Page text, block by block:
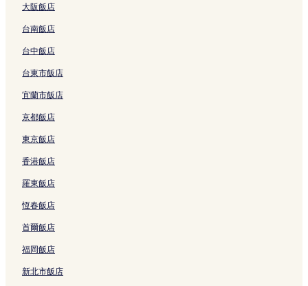
拉克葡萄園酒莊附近的飯店
夏洛瓦賭場附近的飯店
聖心飯店
聖亞歷山大卡慕爾斯卡飯店
七瀑布步道附近的飯店
黑熊觀察附近的飯店
畢克角飯店
卡巴諾飯店
下聖勞倫斯飯店
大阪飯店
台南飯店
台中飯店
台東市飯店
宜蘭市飯店
京都飯店
東京飯店
香港飯店
羅東飯店
恆春飯店
首爾飯店
福岡飯店
新北市飯店